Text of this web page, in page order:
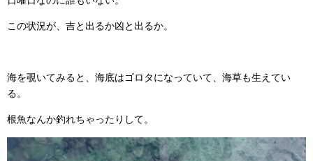
この状況が、吉と出るか凶と出るか。
海を覗いてみると、海底はゴロタになっていて、海草も生えてい
る。
根魚なんか釣れちゃったりして。